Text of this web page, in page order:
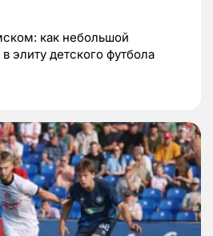
как небольшой
элиту детского футбола